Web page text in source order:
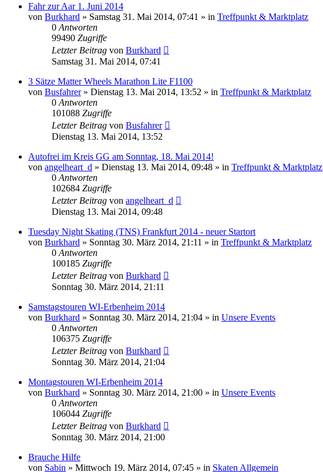
Fahr zur Aar 1. Juni 2014
von Burkhard » Samstag 31. Mai 2014, 07:41 » in Treffpunkt & Marktplatz
0 Antworten
99490 Zugriffe
Letzter Beitrag von Burkhard
Samstag 31. Mai 2014, 07:41
3 Sätze Matter Wheels Marathon Lite F1100
von Busfahrer» Dienstag 13. Mai 2014, 13:52 » in Treffpunkt & Marktplatz
0 Antworten
101088 Zugriffe
Letzter Beitrag von Busfahrer
Dienstag 13. Mai 2014, 13:52
Autofrei im Kreis GG am Sonntag, 18. Mai 2014!
von angelheart_d » Dienstag 13. Mai 2014, 09:48 » in Treffpunkt & Marktplatz
0 Antworten
102684 Zugriffe
Letzter Beitrag von angelheart_d
Dienstag 13. Mai 2014, 09:48
Tuesday Night Skating (TNS) Frankfurt 2014 - neuer Startort
von Burkhard » Sonntag 30. März 2014, 21:11 » in Treffpunkt & Marktplatz
0 Antworten
100185 Zugriffe
Letzter Beitrag von Burkhard
Sonntag 30. März 2014, 21:11
Samstagstouren WI-Erbenheim 2014
von Burkhard » Sonntag 30. März 2014, 21:04 » in Unsere Events
0 Antworten
106375 Zugriffe
Letzter Beitrag von Burkhard
Sonntag 30. März 2014, 21:04
Montagstouren WI-Erbenheim 2014
von Burkhard » Sonntag 30. März 2014, 21:00 » in Unsere Events
0 Antworten
106044 Zugriffe
Letzter Beitrag von Burkhard
Sonntag 30. März 2014, 21:00
Brauche Hilfe
von Sabin » Mittwoch 19. März 2014, 07:45 » in Skaten Allgemein